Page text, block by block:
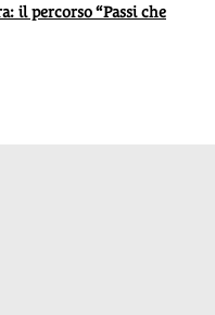
il percorso “Passi che